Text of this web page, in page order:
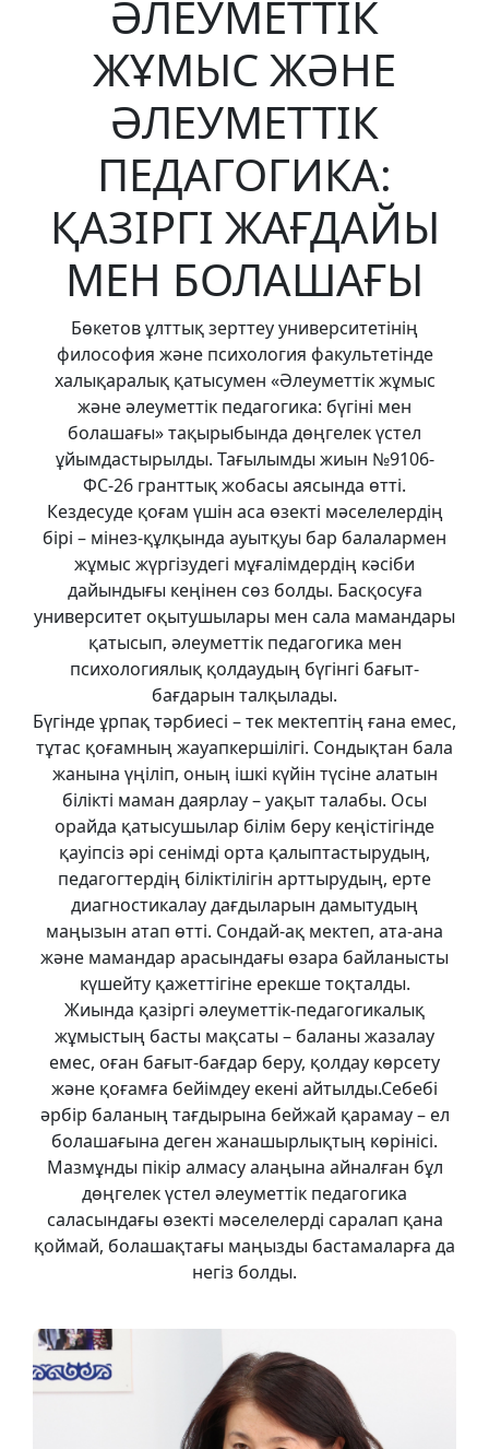
ӘЛЕУМЕТТІК
ЖҰМЫС ЖӘНЕ
ӘЛЕУМЕТТІК
ПЕДАГОГИКА:
ҚАЗІРГІ ЖАҒДАЙЫ
МЕН БОЛАШАҒЫ
Бөкетов ұлттық зерттеу университетінің
философия және психология факультетінде
халықаралық қатысумен «Әлеуметтік жұмыс
және әлеуметтік педагогика: бүгіні мен
болашағы» тақырыбында дөңгелек үстел
ұйымдастырылды. Тағылымды жиын №9106-
ФС-26 гранттық жобасы аясында өтті.
Кездесуде қоғам үшін аса өзекті мәселелердің
бірі – мінез-құлқында ауытқуы бар балалармен
жұмыс жүргізудегі мұғалімдердің кәсіби
дайындығы кеңінен сөз болды. Басқосуға
университет оқытушылары мен сала мамандары
қатысып, әлеуметтік педагогика мен
психологиялық қолдаудың бүгінгі бағыт-
бағдарын талқылады.
Бүгінде ұрпақ тәрбиесі – тек мектептің ғана емес,
тұтас қоғамның жауапкершілігі. Сондықтан бала
жанына үңіліп, оның ішкі күйін түсіне алатын
білікті маман даярлау – уақыт талабы. Осы
орайда қатысушылар білім беру кеңістігінде
қауіпсіз әрі сенімді орта қалыптастырудың,
педагогтердің біліктілігін арттырудың, ерте
диагностикалау дағдыларын дамытудың
маңызын атап өтті. Сондай-ақ мектеп, ата-ана
және мамандар арасындағы өзара байланысты
күшейту қажеттігіне ерекше тоқталды.
Жиында қазіргі әлеуметтік-педагогикалық
жұмыстың басты мақсаты – баланы жазалау
емес, оған бағыт-бағдар беру, қолдау көрсету
және қоғамға бейімдеу екені айтылды.Себебі
әрбір баланың тағдырына бейжай қарамау – ел
болашағына деген жанашырлықтың көрінісі.
Мазмұнды пікір алмасу алаңына айналған бұл
дөңгелек үстел әлеуметтік педагогика
саласындағы өзекті мәселелерді саралап қана
қоймай, болашақтағы маңызды бастамаларға да
негіз болды.